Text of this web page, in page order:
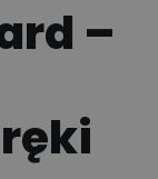
–